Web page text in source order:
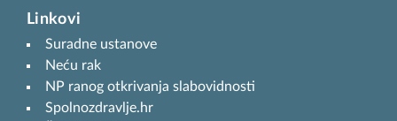
Linkovi
Suradne ustanove
Neću rak
NP ranog otkrivanja slabovidnosti
Spolnozdravlje.hr